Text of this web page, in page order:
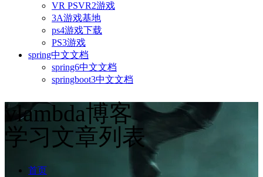
VR PSVR2游戏
3A游戏基地
ps4游戏下载
PS3游戏
spring中文文档
spring6中文文档
springboot3中文文档
vlambda博客
学习文章列表
首页